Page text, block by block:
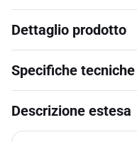
Dettaglio prodotto
Specifiche tecniche
Descrizione estesa